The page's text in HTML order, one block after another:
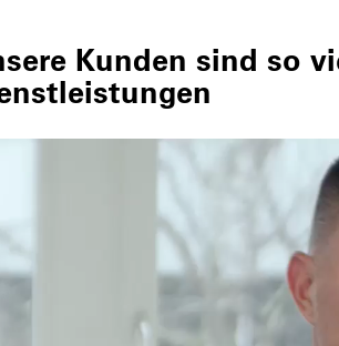
Kunden sind so